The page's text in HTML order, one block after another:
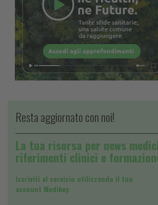
Resta aggiornato con noi!
La tua risorsa per news
riferimenti clinici e
Iscriviti al servizio utilizzando il tuo
account Medikey